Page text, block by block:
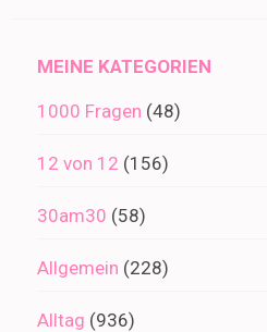
MEINE KATEGORIEN
1000 Fragen (48)
12 von 12 (156)
30am30 (58)
Allgemein (228)
Alltag (936)